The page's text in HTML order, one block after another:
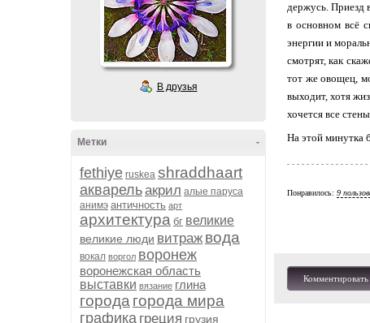
В друзья
-
Метки
fethiye ruskea shraddhaart
акварельакрил алые паруса
анимэ античность арт
архитектура бг великие
великие люди витраж вода
вокал воргол воронеж
воронежская область
выставки вязание глина
города города мира
графика греция грузия
держусь. Приезд
в основном всё
энергии и
смотрят, как
тот же овощец,
выходит, хотя
хочется все
На этой минутка
Понравилось: 9
Комментировать